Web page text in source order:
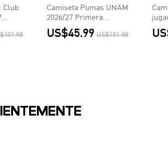
Club
-
Camiseta Pumas UNAM
2026/27 Primera
Equipación - Versión
Hincha
US$45.99 US$101.98